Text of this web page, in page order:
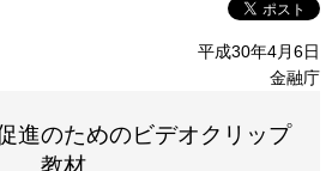
平成30年4月6日
金融庁
進のためのビデオクリップ
教材